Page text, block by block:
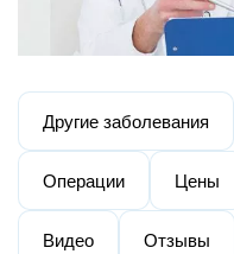
Другие заболевания
Операции Цены
Видео Отзывы